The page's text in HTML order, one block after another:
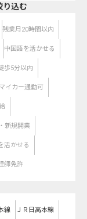
り込む
残業月20時間以内
中国語を活かせる
歩5分以内
マイカー通勤可
新規開業
活かせる
師免許
線 ＪＲ日高本線